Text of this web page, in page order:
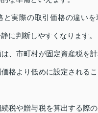
と実際の取引価格の違いを
に判断しやすくなります。
、市町村が固定資産税を
格より低めに設定される
税や贈与税を算出する際